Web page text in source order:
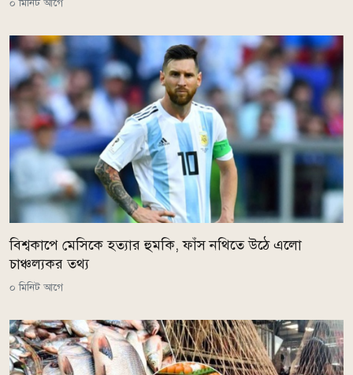
০ মিনিট আগে
বিশ্বকাপে মেসিকে হত্যার হুমকি, ফাঁস নথিতে উঠে এলো
চাঞ্চল্যকর তথ্য
০ মিনিট আগে